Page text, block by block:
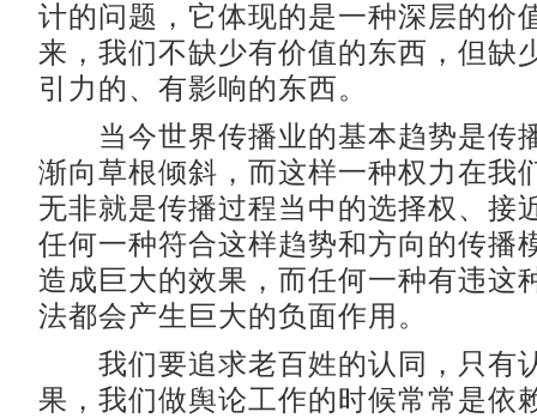
计的问题，它体现的是一种深层的价
来，我们不缺少有价值的东西，但缺
引力的、有影响的东西。
当今世界传播业的基本趋势是传
渐向草根倾斜，而这样一种权力在我
无非就是传播过程当中的选择权、接
任何一种符合这样趋势和方向的传播
造成巨大的效果，而任何一种有违这
法都会产生巨大的负面作用。
我们要追求老百姓的认同，只有
果，我们做舆论工作的时候常常是依